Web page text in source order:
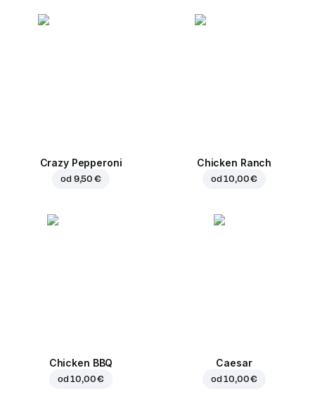
Crazy Pepperoni
od 9,50 €
Chicken Ranch
od10,00 €
Chicken BBQ
od10,00 €
Caesar
od10,00 €